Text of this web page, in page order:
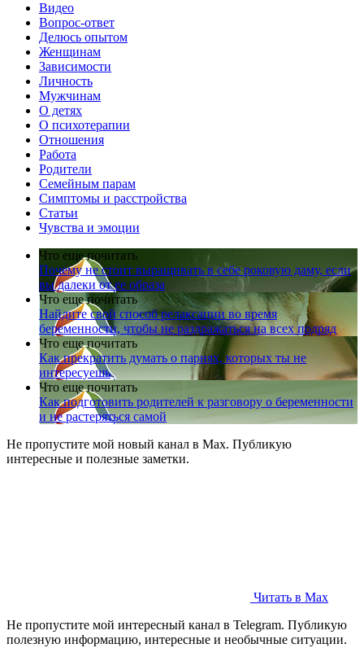
Видео
Вопрос-ответ
Делюсь опытом
Женщинам
Зависимости
Личность
Мужчинам
О детях
О психотерапии
Отношения
Работа
Родители
Семейным парам
Симптомы и расстройства
Статьи
Чувства и эмоции
Что еще почитать
Почему не стоит выращивать в себе роковую даму, если
вы далеки от ее образа
Что еще почитать
Найдите свой способ релаксации во время
беременности, чтобы не раздражаться на всех подряд
Что еще почитать
Как прекратить думать о парнях, которых ты не
интересуешь
Что еще почитать
Как подготовить родителей к разговору о беременности
и не растеряться самой
Не пропустите мой новый канал в Max. Публикую
интересные и полезные заметки.
Читать в Max
Не пропустите мой интересный канал в Telegram. Публикую
полезную информацию, интересные и необычные ситуации.